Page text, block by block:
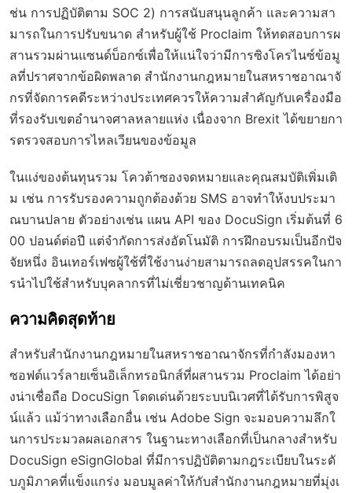
ช่น การปฏิบัติตาม SOC 2) การสนับสนุนลูกค้า และความสา
มารถในการปรับขนาด สำหรับผู้ใช้ Proclaim ให้ทดสอบการผ
สานรวมผ่านแซนด์บ็อกซ์เพื่อให้แน่ใจว่ามีการซิงโครไนซ์ข้อมู
ลที่ปราศจากข้อผิดพลาด สำนักงานกฎหมายในสหราชอาณาจั
กรที่จัดการคดีระหว่างประเทศควรให้ความสำคัญกับเครื่องมือ
ที่รองรับเขตอำนาจศาลหลายแห่ง เนื่องจาก Brexit ได้ขยายกา
รตรวจสอบการไหลเวียนของข้อมูล
ในแง่ของต้นทุนรวม โควต้าซองจดหมายและคุณสมบัติเพิ่มเติ
ม เช่น การรับรองความถูกต้องด้วย SMS อาจทำให้งบประมา
ณบานปลาย ตัวอย่างเช่น แผน API ของ DocuSign เริ่มต้นที่ 6
00 ปอนด์ต่อปี แต่จำกัดการส่งอัตโนมัติ การฝึกอบรมเป็นอีกปัจ
จัยหนึ่ง อินเทอร์เฟซผู้ใช้ที่ใช้งานง่ายสามารถลดอุปสรรคในกา
รนำไปใช้สำหรับบุคลากรที่ไม่เชี่ยวชาญด้านเทคนิค
ความคิดสุดท้าย
สำหรับสำนักงานกฎหมายในสหราชอาณาจักรที่กำลังมองหา
ซอฟต์แวร์ลายเซ็นอิเล็กทรอนิกส์ที่ผสานรวม Proclaim ได้อย่า
งน่าเชื่อถือ DocuSign โดดเด่นด้วยระบบนิเวศที่ได้รับการพิสูจ
น์แล้ว แม้ว่าทางเลือกอื่น เช่น Adobe Sign จะมอบความลึกใ
นการประมวลผลเอกสาร ในฐานะทางเลือกที่เป็นกลางสำหรับ
DocuSign eSignGlobal ที่มีการปฏิบัติตามกฎระเบียบในระดั
บภูมิภาคที่แข็งแกร่ง มอบมูลค่าให้กับสำนักงานกฎหมายที่มุ่งเ